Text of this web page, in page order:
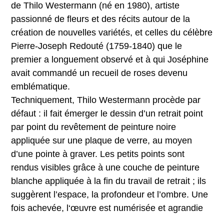
de Thilo Westermann (né en 1980), artiste
passionné de fleurs et des récits autour de la
création de nouvelles variétés, et celles du célèbre
Pierre-Joseph Redouté (1759-1840) que le
premier a longuement observé et à qui Joséphine
avait commandé un recueil de roses devenu
emblématique.
Techniquement, Thilo Westermann procède par
défaut : il fait émerger le dessin d’un retrait point
par point du revêtement de peinture noire
appliquée sur une plaque de verre, au moyen
d’une pointe à graver. Les petits points sont
rendus visibles grâce à une couche de peinture
blanche appliquée à la fin du travail de retrait ; ils
suggèrent l’espace, la profondeur et l’ombre. Une
fois achevée, l‘œuvre est numérisée et agrandie